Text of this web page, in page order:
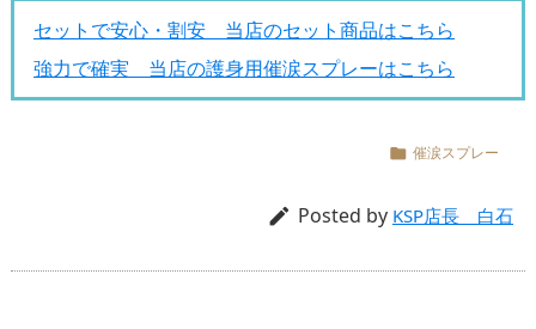
セットで安心・割安 当店のセット商品はこちら
強力で確実 当店の護身用催涙スプレーはこちら
 催涙スプレー
 Posted by KSP店長 白石